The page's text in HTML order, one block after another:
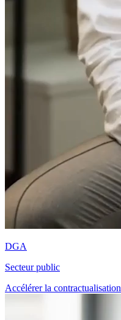
DGA
Secteur public
Accélérer la contractualisation